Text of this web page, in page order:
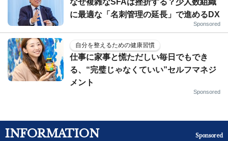
に最適な「名刺管理の延長」で進めるDX
Sponsored
自分を整えるための健康習慣
仕事に家事と慌ただしい毎日でもでき
る、“完璧じゃなくていい”セルフマネジ
メント
Sponsored
INFORMATION Sponsored